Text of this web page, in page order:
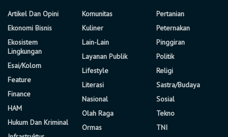
Artikel Dan Opini
Ekonomi Bisnis
Ekosistem
Lingkungan
Esai/Kolom
Feature
Finance
HAM
Hukum Dan Kriminal
Komunitas
Kuliner
Lain-Lain
Layanan Publik
Lifestyle
Literasi
Nasional
Olah Raga
Ormas
Pertanian
Peternakan
Pinggiran
Politik
Religi
Sastra/Budaya
Sosial
Tekno
TNI